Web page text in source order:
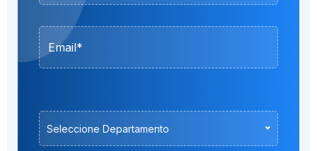
Seleccione Departamento